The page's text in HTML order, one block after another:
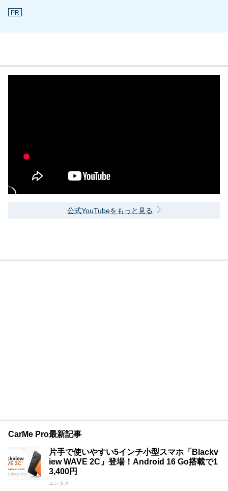
PR
公式YouTubeをもっと見る
CarMe Pro最新記事
片手で使いやすい5インチ小型スマホ「Blackv
iew WAVE 2C」登場！Android 16 Go搭載で1
3,400円
エンタメ